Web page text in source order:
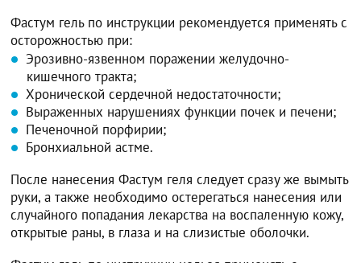
Фастум гель по инструкции рекомендуется применять с
осторожностью при:
Эрозивно-язвенном поражении желудочно-
кишечного тракта;
Хронической сердечной недостаточности;
Выраженных нарушениях функции почек и печени;
Печеночной порфирии;
Бронхиальной астме.
После нанесения Фастум геля следует сразу же вымыть
руки, а также необходимо остерегаться нанесения или
случайного попадания лекарства на воспаленную кожу,
открытые раны, в глаза и на слизистые оболочки.